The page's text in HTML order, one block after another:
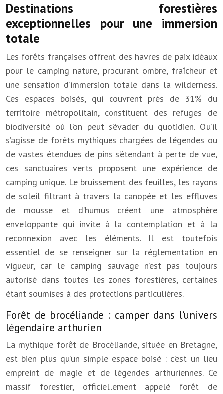
Destinations forestières
exceptionnelles pour une immersion
totale
Les forêts françaises offrent des havres de paix idéaux
pour le camping nature, procurant ombre, fraîcheur et
une sensation d’immersion totale dans la wilderness.
Ces espaces boisés, qui couvrent près de 31% du
territoire métropolitain, constituent des refuges de
biodiversité où l’on peut s’évader du quotidien. Qu’il
s’agisse de forêts mythiques chargées de légendes ou
de vastes étendues de pins s’étendant à perte de vue,
ces sanctuaires verts proposent une expérience de
camping unique. Le bruissement des feuilles, les rayons
de soleil filtrant à travers la canopée et les effluves
de mousse et d’humus créent une atmosphère
enveloppante qui invite à la contemplation et à la
reconnexion avec les éléments. Il est toutefois
essentiel de se renseigner sur la réglementation en
vigueur, car le camping sauvage n’est pas toujours
autorisé dans toutes les zones forestières, certaines
étant soumises à des protections particulières.
Forêt de brocéliande : camper dans l’univers
légendaire arthurien
La mythique forêt de Brocéliande, située en Bretagne,
est bien plus qu’un simple espace boisé : c’est un lieu
empreint de magie et de légendes arthuriennes. Ce
massif forestier, officiellement appelé forêt de